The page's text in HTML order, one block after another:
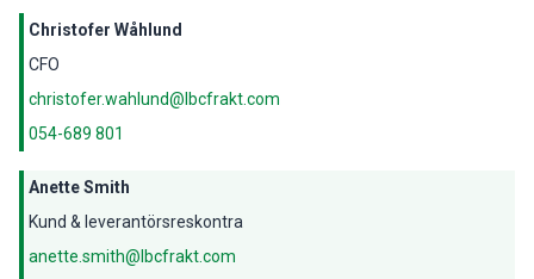
Christofer Wåhlund
CFO
christofer.wahlund@lbcfrakt.com
054-689 801
Anette Smith
Kund & leverantörsreskontra
anette.smith@lbcfrakt.com